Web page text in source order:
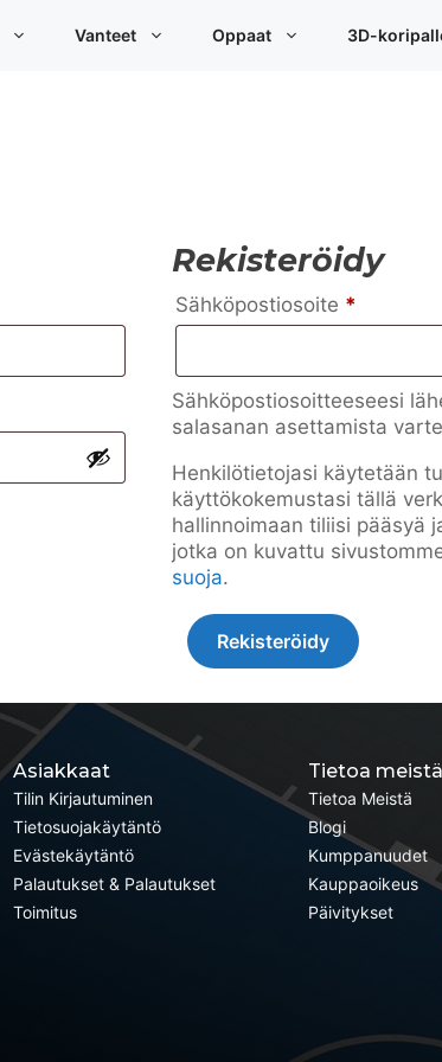
Vanteet Oppaat 3D-
Rekisteröidy
Sähköpostiosoite *
Sähköpostiosoitteeseesi
salasanan asettamista
Henkilötietojasi käytetään
käyttökokemustasi tällä
hallinnoimaan tiliisi pääsyä
jotka on kuvattu
suoja.
Rekisteröidy
Asiakkaat
Tilin Kirjautuminen
Tietosuojakäytäntö
Evästekäytäntö
Palautukset & Palautukset
Toimitus
Tietoa meistä
Tietoa Meistä
Blogi
Kumppanuudet
Kauppaoikeus
Päivitykset